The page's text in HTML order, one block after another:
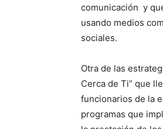
comunicación y
usando medios
sociales.
Otra de las
Cerca de Ti” que
funcionarios de la
programas que